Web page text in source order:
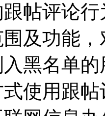
帖评论
及功能
黑名单
使用跟